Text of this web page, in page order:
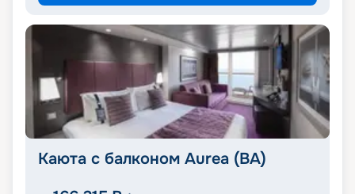
Каюта с балконом Aurea (BA)